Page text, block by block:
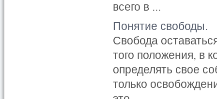
всего в ...
Понятие свободы.
Свобода
того положения, в
определять свое
только